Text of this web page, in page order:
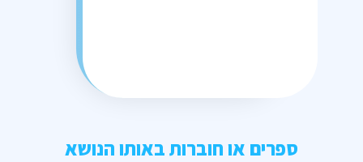
ספרים או חוברות באותו הנושא